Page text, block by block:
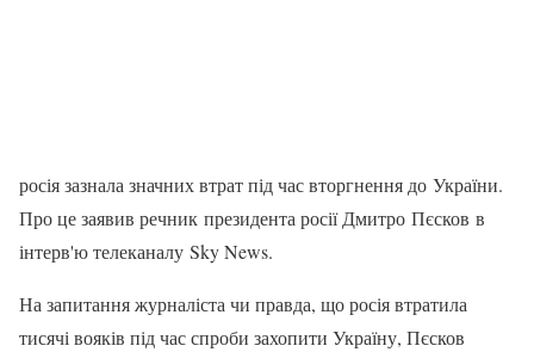
росія зазнала значних втрат під час вторгнення до України.
Про це заявив речник президента росії Дмитро Пєсков в
інтерв'ю телеканалу Sky News.
На запитання журналіста чи правда, що росія втратила
тисячі вояків під час спроби захопити Україну, Пєсков